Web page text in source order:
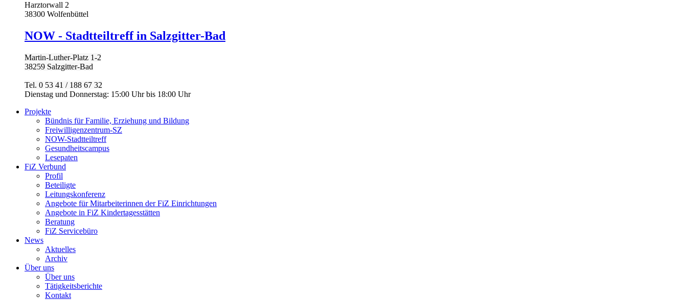
Harztorwall 2
38300 Wolfenbüttel
NOW - Stadtteiltreff in Salzgitter-Bad
Martin-Luther-Platz 1-2
38259 Salzgitter-Bad
Tel. 0 53 41 / 188 67 32
Dienstag und Donnerstag: 15:00 Uhr bis 18:00 Uhr
Projekte
Bündnis für Familie, Erziehung und Bildung
Freiwilligenzentrum-SZ
NOW-Stadtteiltreff
Gesundheitscampus
Lesepaten
FiZ Verbund
Profil
Beteiligte
Leitungskonferenz
Angebote für Mitarbeiterinnen der FiZ Einrichtungen
Angebote in FiZ Kindertagesstätten
Beratung
FiZ Servicebüro
News
Aktuelles
Archiv
Über uns
Über uns
Tätigkeitsberichte
Kontakt